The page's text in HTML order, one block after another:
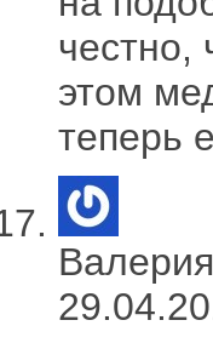
честно,
этом
теперь
Валерия